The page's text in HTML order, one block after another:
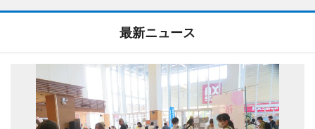
最新ニュース